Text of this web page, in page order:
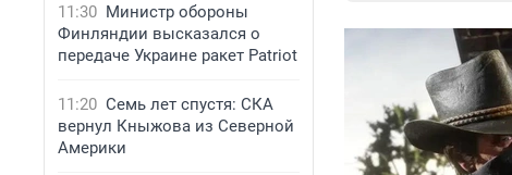
11:30 Министр обороны
Финляндии высказался о
передаче Украине ракет Patriot
11:20 Семь лет спустя: СКА
вернул Кныжова из Северной
Америки